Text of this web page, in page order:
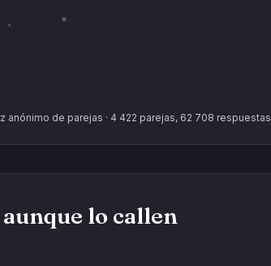
anónimo de parejas · 4 422 parejas, 62 708 respuestas
lo callen